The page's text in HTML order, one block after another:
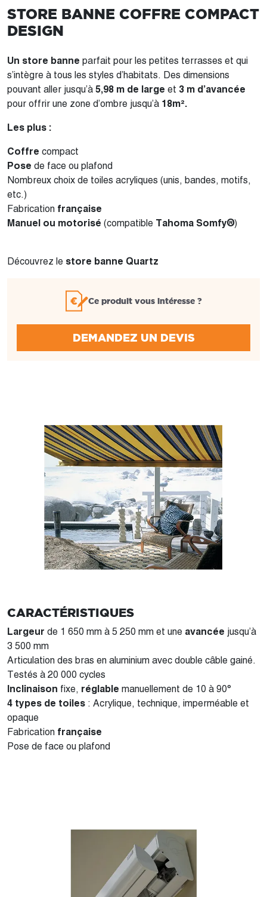
STORE BANNE COFFRE COMPACT
DESIGN
Un store banne parfait pour les petites terrasses et qui
s’intègre à tous les styles d’habitats. Des dimensions
pouvant aller jusqu’à 5,98 m de large et 3 m d’avancée
pour offrir une zone d’ombre jusqu’à 18m².
Les plus :
Coffre compact
Pose de face ou plafond
Nombreux choix de toiles acryliques (unis, bandes, motifs,
etc.)
Fabrication française
Manuel ou motorisé (compatible Tahoma Somfy®)
Découvrez le store banne Quartz
Ce produit vous intéresse ?
DEMANDEZ UN DEVIS
CARACTÉRISTIQUES
Largeur de 1 650 mm à 5 250 mm et une avancée jusqu’à
3 500 mm
Articulation des bras en aluminium avec double câble gainé.
Testés à 20 000 cycles
Inclinaison fixe, réglable manuellement de 10 à 90°
4 types de toiles : Acrylique, technique, imperméable et
opaque
Fabrication française
Pose de face ou plafond